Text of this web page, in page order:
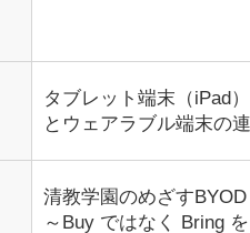
タブレット端末（iPad
とウェアラブル端末の
清教学園のめざすBYOD
～Buy ではなく Bring